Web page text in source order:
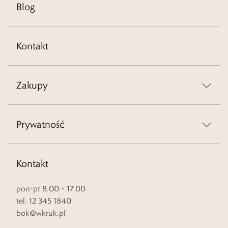
Blog
Kontakt
Zakupy
Prywatność
Kontakt
pon-pt 8.00 – 17.00
tel. 12 345 1840
bok@wkruk.pl